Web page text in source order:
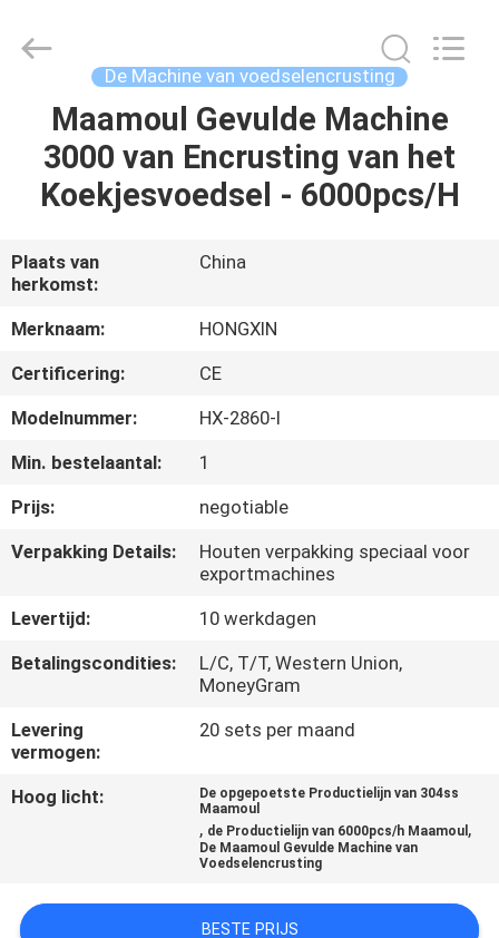
HUIS
PRODUCTEN
VR-
SHOW
OVER
ONS
FABRIEKSTOCHT
KWALITEITSCONTROLE
NEEM
CONTACT
ONS
VRAAG
De Machine van voedselencrusting
Maamoul Gevulde Machine
3000 van Encrusting van het
Koekjesvoedsel - 6000pcs/H
Plaats van
herkomst:
China
Merknaam:
HONGXIN
Certificering:
CE
Modelnummer:
HX-2860-I
Min. bestelaantal:
1
Prijs:
negotiable
Verpakking Details:
Houten verpakking speciaal voor
exportmachines
Levertijd:
10 werkdagen
Betalingscondities:
L/C, T/T, Western Union,
MoneyGram
Levering
vermogen:
20 sets per maand
Hoog licht:
De opgepoetste Productielijn van 304ss
Maamoul
, de Productielijn van 6000pcs/h Maamoul ,
De Maamoul Gevulde Machine van
Voedselencrusting
BESTE PRIJS